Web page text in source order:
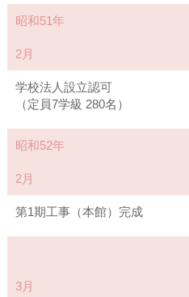
昭和51年
2月
学校法人設立認可
（定員7学級 280名）
昭和52年
2月
第1期工事（本館）完成
3月